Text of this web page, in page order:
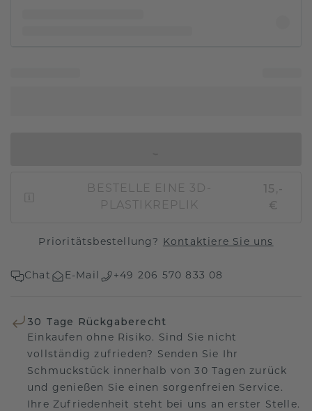
BESTELLE EINE 3D-
PLASTIKREPLIK
15,-
€
Prioritätsbestellung? Kontaktiere Sie uns
Chat E-Mail +49 206 570 833 08
30 Tage Rückgaberecht
Einkaufen ohne Risiko. Sind Sie nicht
vollständig zufrieden? Senden Sie Ihr
Schmuckstück innerhalb von 30 Tagen zurück
und genießen Sie einen sorgenfreien Service.
Ihre Zufriedenheit steht bei uns an erster Stelle.